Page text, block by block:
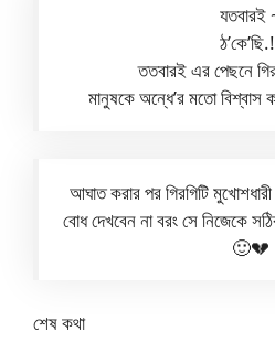
যতবারই
ততবারই এর পেছনে
মানুষকে অন্ধে’র মতো
আঘাত করার পর গিরগিটি
বোধ দেখবেন না বরং সে নিজেকে
🙂💔
শেষ কথা